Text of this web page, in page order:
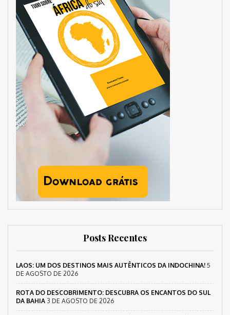
Posts Recentes
LAOS: UM DOS DESTINOS MAIS AUTÊNTICOS DA INDOCHINA! 5
DE AGOSTO DE 2026
ROTA DO DESCOBRIMENTO: DESCUBRA OS ENCANTOS DO SUL
DA BAHIA 3 DE AGOSTO DE 2026